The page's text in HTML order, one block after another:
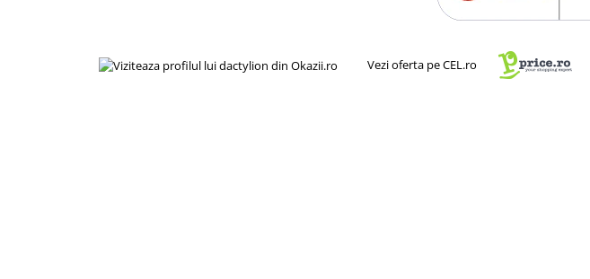
Vezi oferta pe CEL.ro